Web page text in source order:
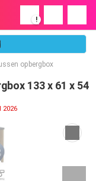
!
opbergbox
133 x 61 x 54
2026